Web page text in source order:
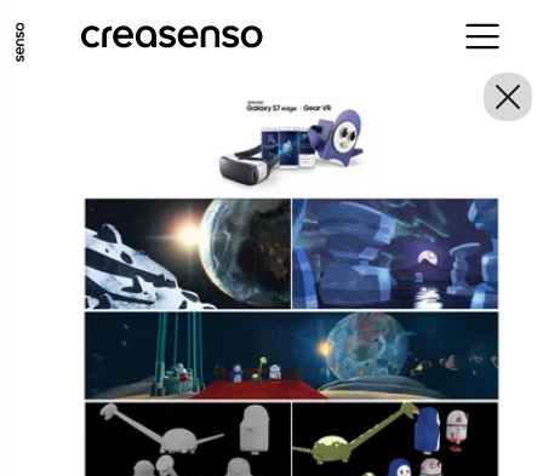
ALLER AU CONTENU PRINCIPAL
ALLER EN BAS DE PAGE